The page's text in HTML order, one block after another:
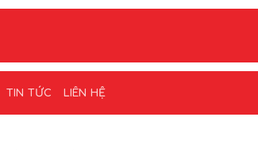
TIN TỨC LIÊN HỆ